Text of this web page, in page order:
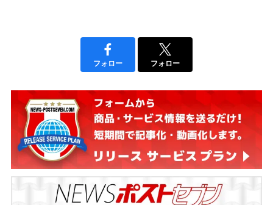
フォロー フォロー